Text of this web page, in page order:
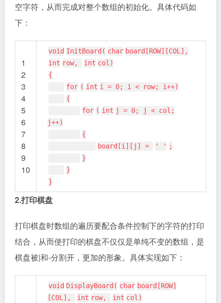
空字符，从而完成对整个数组的初始化。具体代码如
下：
1
2
3
4
5
6
7
8
9
10
void InitBoard( char board[ROW][COL],
int row, int col)
{
for ( int i = 0; i < row; i++)
{
for ( int j = 0; j < col;
j++)
{
board[i][j] =
' '
;
}
}
}
2.打印棋盘
打印棋盘时数组的遍历要配合条件控制下的字符的打印
结合，从而使打印的棋盘不仅仅是单纯不变的数组，是
棋盘被|和-分割开，更加的形象。具体实现如下：
void DisplayBoard( char board[ROW]
[COL],
int row, int col)